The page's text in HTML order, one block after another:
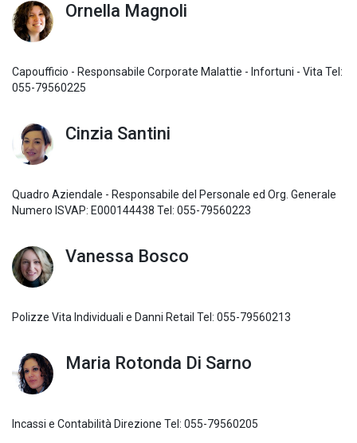
Ornella Magnoli
Capoufficio - Responsabile Corporate Malattie - Infortuni - Vita Tel:
055-79560225
Cinzia Santini
Quadro Aziendale - Responsabile del Personale ed Org. Generale
Numero ISVAP: E000144438 Tel: 055-79560223
Vanessa Bosco
Polizze Vita Individuali e Danni Retail Tel: 055-79560213
Maria Rotonda Di Sarno
Incassi e Contabilità Direzione Tel: 055-79560205